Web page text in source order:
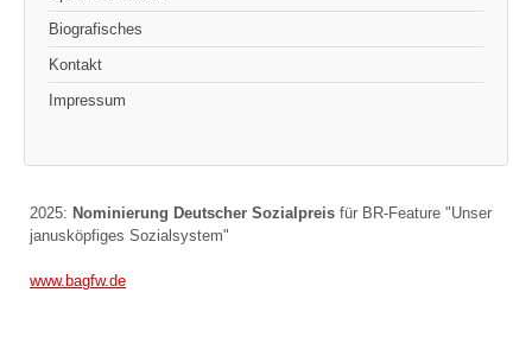
Biografisches
Kontakt
Impressum
2025: Nominierung Deutscher Sozialpreis für BR-Feature "Unser
janusköpfiges Sozialsystem"
www.bagfw.de